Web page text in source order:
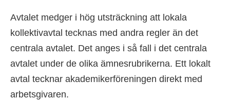
Avtalet medger i hög utsträckning att lokala
kollektivavtal tecknas med andra regler än det
centrala avtalet. Det anges i så fall i det centrala
avtalet under de olika ämnesrubrikerna. Ett lokalt
avtal tecknar akademikerföreningen direkt med
arbetsgivaren.